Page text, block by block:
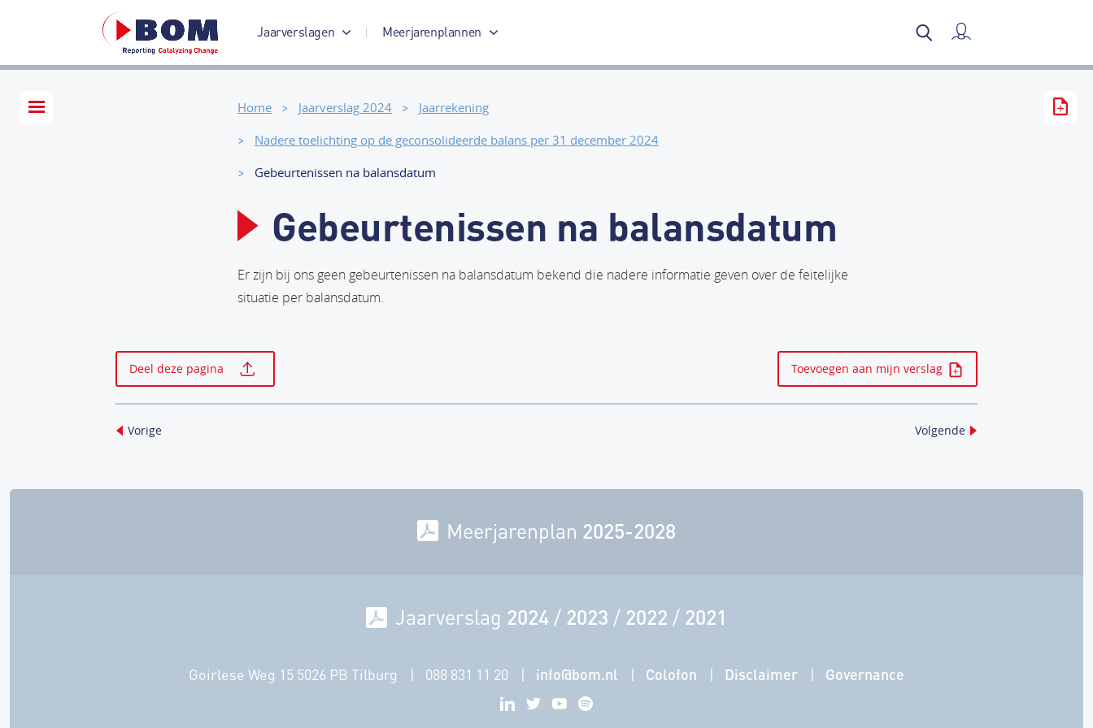
Jaarverslagen
Jaarverslag 2017
Meerjarenplannen
Meerjarenplan 2017-2020
Home Jaarverslag 2024
Jaarrekening
Nadere toelichting op de geconsolideerde balans per 31 december 2024
Gebeurtenissen na balansdatum
Gebeurtenissen na balansdatum
Er zijn bij ons geen gebeurtenissen na balansdatum bekend die nadere informatie geven over de feitelijke
situatie per balansdatum.
Deel deze pagina Toevoegen aan mijn verslag
Vorige Volgende
Meerjarenplan 2025-2028
Jaarverslag 2024 / 2023 / 2022 / 2021
Goirlese Weg 15 5026 PB Tilburg 088 831 11 20 info@bom.nl Colofon Disclaimer Governance